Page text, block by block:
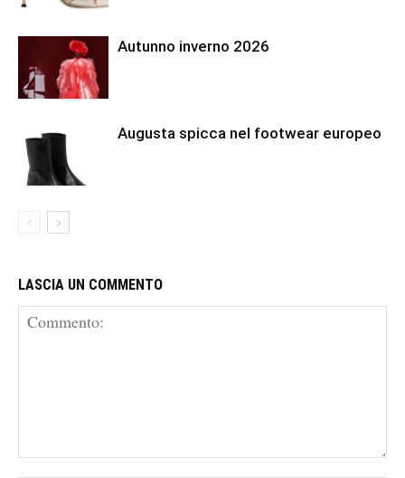
Autunno inverno 2026
Augusta spicca nel footwear europeo
LASCIA UN COMMENTO